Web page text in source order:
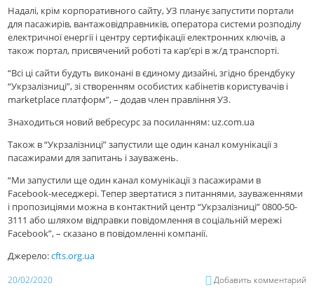
Надалі, крім корпоративного сайту, УЗ планує запустити портали
для пасажирів, вантажовідправників, оператора системи розподілу
електричної енергії і центру сертифікації електронних ключів, а
також портал, присвячений роботі та кар’єрі в ж/д транспорті.
“Всі ці сайти будуть виконані в єдиному дизайні, згідно брендбуку
“Укрзалізниці”, зі створенням особистих кабінетів користувачів і
marketplace платформ”, – додав член правління УЗ.
Знаходиться новий вебресурс за посиланням: uz.com.ua
Також в “Укрзалізниці” запустили ще один канал комунікації з
пасажирами для запитань і зауважень.
“Ми запустили ще один канал комунікації з пасажирами в
Facebook-меседжері. Тепер звертатися з питаннями, зауваженнями
і пропозиціями можна в контактний центр “Укрзалізниці” 0800-50-
3111 або шляхом відправки повідомлення в соціальній мережі
Facebook”, – сказано в повідомленні компанії.
Джерело:cfts.org.ua
20/02/2020 Добавить комментарий